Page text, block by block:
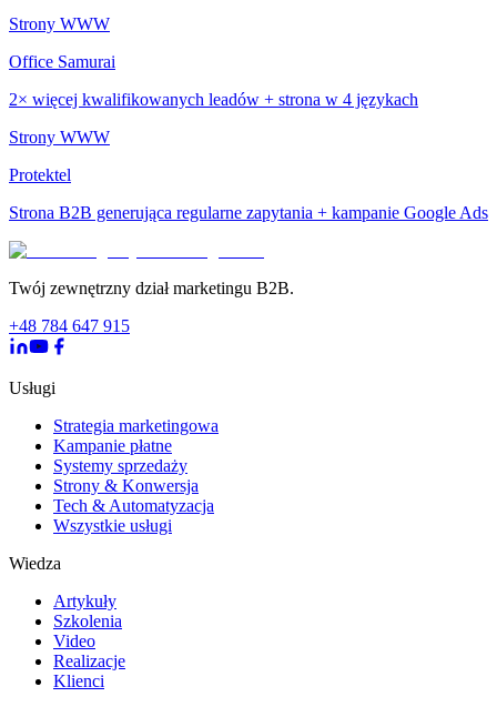
Strony WWW
Office Samurai
2× więcej kwalifikowanych leadów + strona w 4 językach
Strony WWW
Protektel
Strona B2B generująca regularne zapytania + kampanie Google Ads
Twój zewnętrzny dział marketingu B2B.
+48 784 647 915
Usługi
Strategia marketingowa
Kampanie płatne
Systemy sprzedaży
Strony & Konwersja
Tech & Automatyzacja
Wszystkie usługi
Wiedza
Artykuły
Szkolenia
Video
Realizacje
Klienci